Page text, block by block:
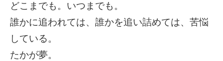
どこまでも。いつまでも。
誰かに追われては、誰かを追い詰めては、苦悩
している。
たかが夢。